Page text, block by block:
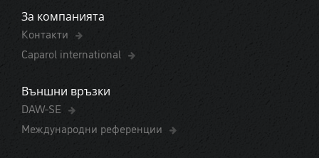
За компанията
Контакти
Caparol international
Външни връзки
DAW-SE
Международни референции